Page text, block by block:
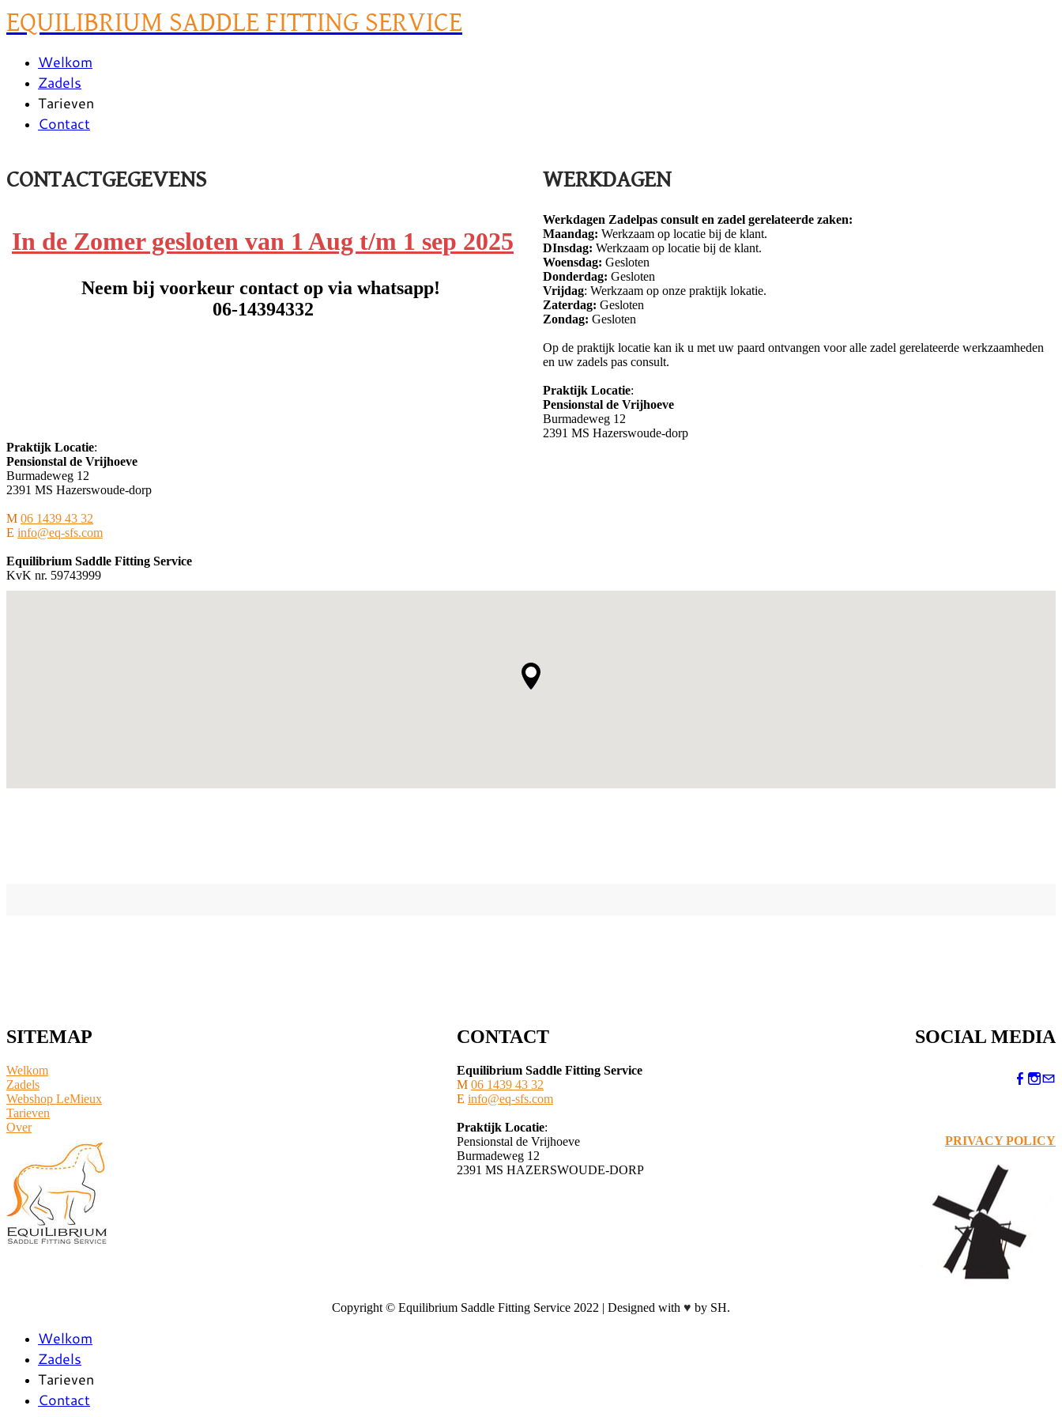
EQUILIBRIUM SADDLE FITTING SERVICE
Welkom
Zadels
Tarieven
Contact
CONTACTGEGEVENS WERKDAGEN
In de Zomer gesloten van 1 Aug t/m 1 sep 2025
Neem bij voorkeur contact op via whatsapp!
​06-14394332
Werkdagen Zadelpas consult en zadel gerelateerde zaken:
Maandag: Werkzaam op locatie bij de klant.
DInsdag: Werkzaam op locatie bij de klant.
Woensdag: Gesloten
Donderdag: Gesloten
Vrijdag: Werkzaam op onze praktijk lokatie.
Zaterdag: Gesloten
Zondag: Gesloten
Op de praktijk locatie kan ik u met uw paard ontvangen voor alle zadel gerelateerde werkzaamheden
en uw zadels pas consult.
Praktijk Locatie:
Pensionstal de Vrijhoeve
Burmadeweg 12
​2391 MS Hazerswoude-dorp
Praktijk Locatie:
Pensionstal de Vrijhoeve
Burmadeweg 12
​2391 MS Hazerswoude-dorp
M 06 1439 43 32
E info@eq-sfs.com
Equilibrium Saddle Fitting Service
KvK nr. 59743999
SITEMAP
Welkom
Zadels
Webshop LeMieux
​Tarieven
Over
CONTACT
Equilibrium Saddle Fitting Service
M 06 1439 43 32
E info@eq-sfs.com
Praktijk Locatie:
Pensionstal de Vrijhoeve
Burmadeweg 12
​2391 MS HAZERSWOUDE-DORP
SOCIAL MEDIA
PRIVACY POLICY
Copyright © Equilibrium Saddle Fitting Service 2022 | Designed with ♥ by SH.
Welkom
Zadels
Tarieven
Contact